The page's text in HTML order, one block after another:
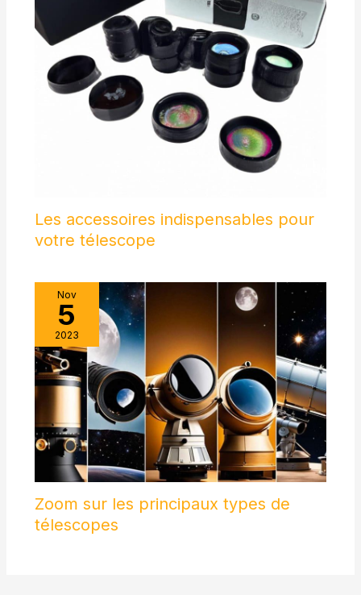
nettoyage, ces jumelles haute puissance font un excellent
cadeau pour les aventuriers et les amoureux de la nature
Les accessoires indispensables pour
votre télescope
Nov
5
2023
Zoom sur les principaux types de
télescopes